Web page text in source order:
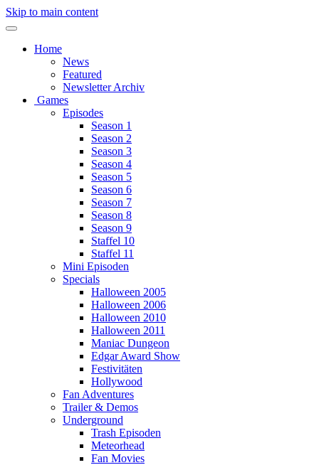
Skip to main content
Home
News
Featured
Newsletter Archiv
Games
Episodes
Season 1
Season 2
Season 3
Season 4
Season 5
Season 6
Season 7
Season 8
Season 9
Staffel 10
Staffel 11
Mini Episoden
Specials
Halloween 2005
Halloween 2006
Halloween 2010
Halloween 2011
Maniac Dungeon
Edgar Award Show
Festivitäten
Hollywood
Fan Adventures
Trailer & Demos
Underground
Trash Episoden
Meteorhead
Fan Movies